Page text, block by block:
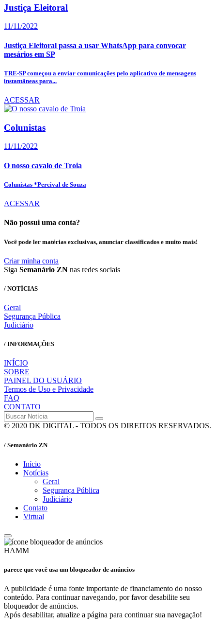
Justiça Eleitoral
11/11/2022
Justiça Eleitoral passa a usar WhatsApp para convocar
mesários em SP
TRE-SP começou a enviar comunicações pelo aplicativo de mensagens
instantâneas para...
ACESSAR
Colunistas
11/11/2022
O nosso cavalo de Troia
Colunistas *Percival de Souza
ACESSAR
Não possui uma conta?
Você pode ler matérias exclusivas, anunciar classificados e muito mais!
Criar minha conta
Siga Semanário ZN nas redes sociais
/ NOTÍCIAS
Geral
Segurança Pública
Judiciário
/ INFORMAÇÕES
INÍCIO
SOBRE
PAINEL DO USUÁRIO
Termos de Uso e Privacidade
FAQ
CONTATO
© 2020 DK DIGITAL - TODOS OS DIREITOS RESERVADOS.
/ Semanário ZN
Início
Notícias
Geral
Segurança Pública
Judiciário
Contato
Virtual
HAMM
parece que você usa um bloqueador de anúncios
A publicidade é uma fonte importante de financiamento do nosso
conteúdo. Para continuar navegando, por favor desabilite seu
bloqueador de anúncios.
Após desabilitar, atualize a página para continuar sua navegação!